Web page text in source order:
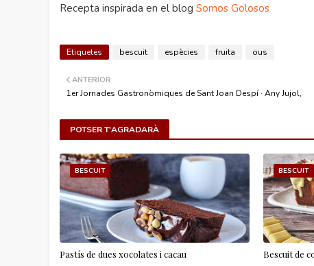
Recepta inspirada en el blog Somos Golosos
Etiquetes bescuit espècies fruita ous
ANTERIOR
1er Jornades Gastronòmiques de Sant Joan Despí · Any Jujol,
POTSER T'AGRADARÀ
BESCUIT
Pastís de dues xocolates i cacau
BESCUIT
Bescuit de